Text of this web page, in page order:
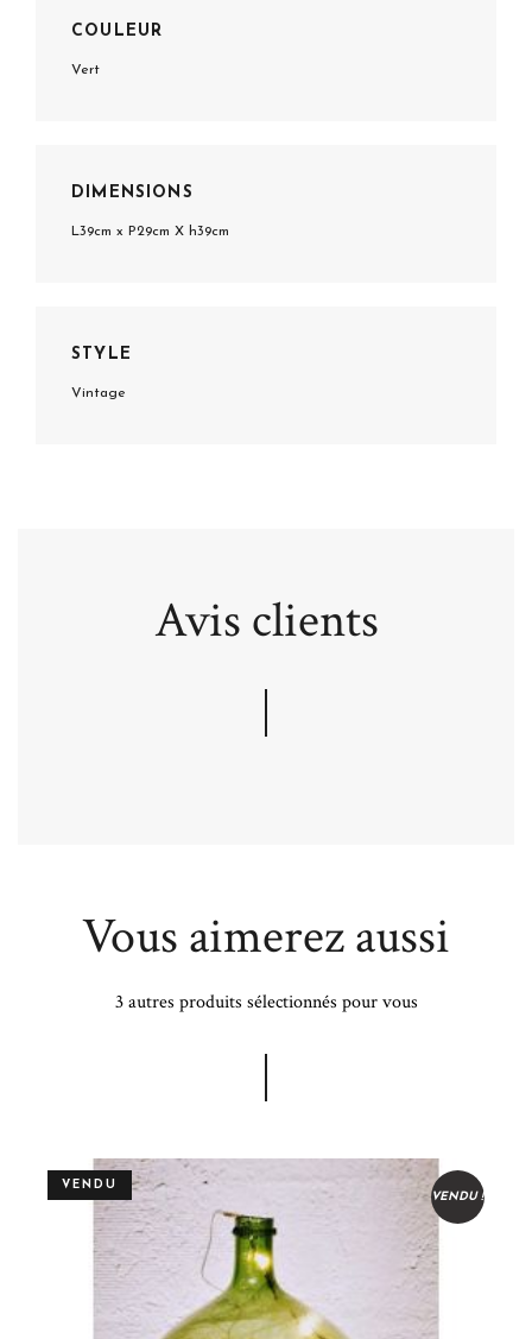
COULEUR
Vert
DIMENSIONS
L39cm x P29cm X h39cm
STYLE
Vintage
Avis clients
Vous aimerez aussi
3 autres produits sélectionnés pour vous
VENDU !
VENDU